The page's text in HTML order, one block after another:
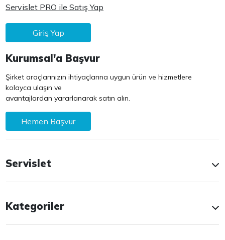
Servislet PRO ile Satış Yap
Giriş Yap
Kurumsal'a Başvur
Şirket araçlarınızın ihtiyaçlarına uygun ürün ve hizmetlere
kolayca ulaşın ve
avantajlardan yararlanarak satın alın.
Hemen Başvur
Servislet
Kategoriler